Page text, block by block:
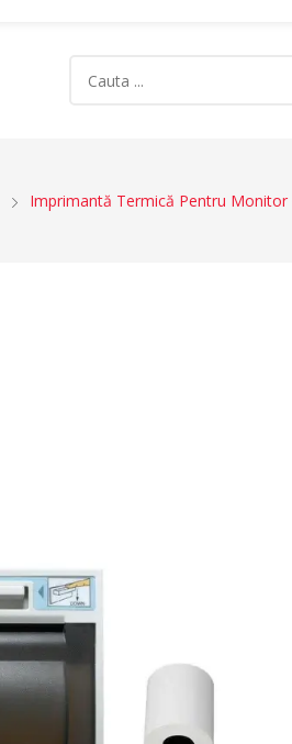
Imprimantă Termică Pentru Monitor